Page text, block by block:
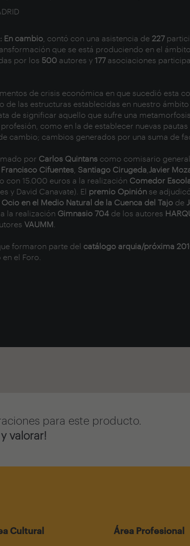
En cambio , contó con una asistencia de 227
que se está produciendo en el
por los 500 autores y 177 asociaciones
de crisis económica en que sucedió esta
las estructuras establecidas en nuestro
de significar aquello que sufre una
como en la de establecer nuevas
cambio; cambios generados por una suma de
por Carlos Quintans como comisario
Francisco Cifuentes Santiago Cirugeda Javier
con 15.000 euros a la realización Comedor
y David Canavate). El premio Opinión se
en el Medio Natural de la Cuenca del Tajo de
la realización Gimnasio 704 de los autores
VAUMM
formaron parte del catálogo arquia/próxima
el Foro.
para este producto.
valorar!
Cultural Área Profesional